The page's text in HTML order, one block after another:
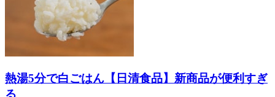
熱湯5分で白ごはん【日清食品】新商品が便利すぎ
る